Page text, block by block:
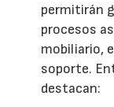
permitirán
procesos
mobiliario,
soporte.
destacan: